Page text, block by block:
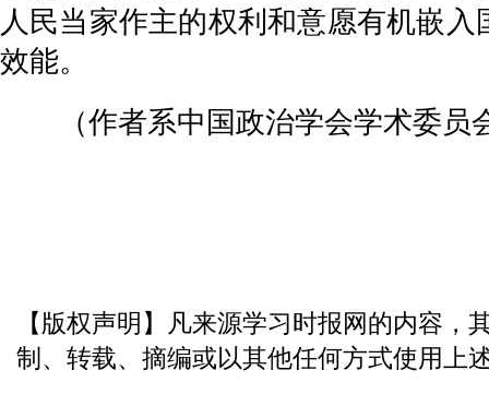
人民当家作主的权利和意愿有机嵌
效能。
（作者系中国政治学会学术委员
【版权声明】凡来源学习时报网的内容
制、转载、摘编或以其他任何方式使用上